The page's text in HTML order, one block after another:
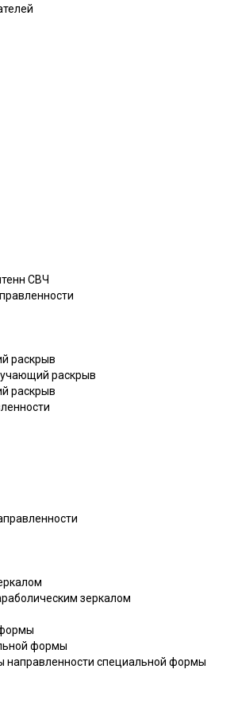
СВЧ
раскрыв
раскрыв
раскрыв
зеркалом
формы
направленности специальной формы